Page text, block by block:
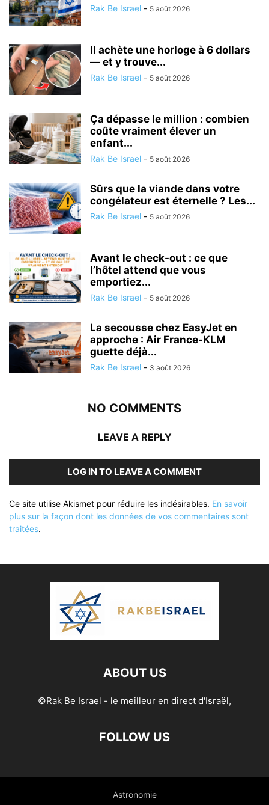
Rak Be Israel - 5 août 2026
Il achète une horloge à 6 dollars
— et y trouve...
Rak Be Israel - 5 août 2026
Ça dépasse le million : combien
coûte vraiment élever un
enfant...
Rak Be Israel - 5 août 2026
Sûrs que la viande dans votre
congélateur est éternelle ? Les...
Rak Be Israel - 5 août 2026
Avant le check-out : ce que
l’hôtel attend que vous
emportiez...
Rak Be Israel - 5 août 2026
La secousse chez EasyJet en
approche : Air France-KLM
guette déjà...
Rak Be Israel - 3 août 2026
NO COMMENTS
LEAVE A REPLY
LOG IN TO LEAVE A COMMENT
Ce site utilise Akismet pour réduire les indésirables. En savoir
plus sur la façon dont les données de vos commentaires sont
traitées.
ABOUT US
©Rak Be Israel - le meilleur en direct d'Israël,
FOLLOW US
Astronomie